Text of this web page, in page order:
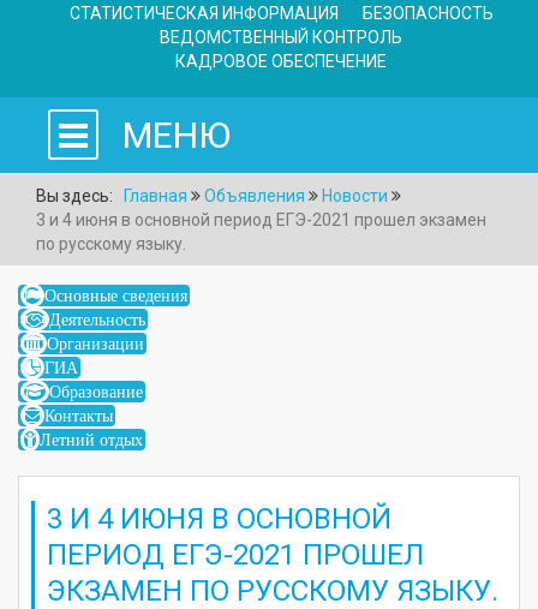
СТАТИСТИЧЕСКАЯ ИНФОРМАЦИЯ
БЕЗОПАСНОСТЬ
ВЕДОМСТВЕННЫЙ КОНТРОЛЬ
КАДРОВОЕ ОБЕСПЕЧЕНИЕ
МЕНЮ
Вы здесь: Главная Объявления
Новости
3 и 4 июня в основной период ЕГЭ-2021 прошел экзамен
по русскому языку.
Основные сведения
Деятельность
Организации
ГИА
Образование
Контакты
Летний отдых
3 И 4 ИЮНЯ В ОСНОВНОЙ
ПЕРИОД ЕГЭ-2021 ПРОШЕЛ
ЭКЗАМЕН ПО РУССКОМУ ЯЗЫКУ.